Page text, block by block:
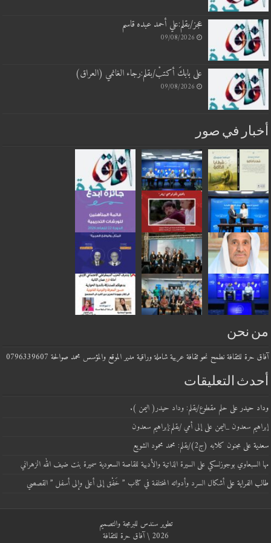
عجز/بقلم:علي أحمد عبده قاسم
09/08/2026
على بابكَ أكتبْ/بقلم:رجاء الغانمي (العراق)
09/08/2026
أخبار في صور
من نحن
آفاق حرة للثقافة نطمح نحو ثقافة عربية شاملة وراقية مدير الموقع والمؤسس محمد صوالحة 0796339607
أحدث التعليقات
وداد حيدرعلى حلم مقطوع/بقلم: وداد حيدر( اليمن ).
إبراهيم سعدون _اليمن علىإلى أمي /بقلم:إبراهيم سعدون
سعدية علىمجنون كلابه (ج2)/بقلم: محمد محمود الشويع
مها السبعاوي بوجوزلسكي علىالسيرة الذاتية والأدبية للقاصة السعودية سميرة بنت ضيف الله الزهراني
طالب الفراية علىأشكال السرد وأدواته المختلفة في كتاب ” خَفْق إلى أعلى وإلى أسفل ” القصصي
تطويرسندس للبرمجة والتصميم
2026 \ آفاق حرة للثقافة